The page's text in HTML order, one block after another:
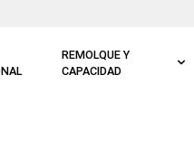
REMOLQUE Y
CAPACIDAD